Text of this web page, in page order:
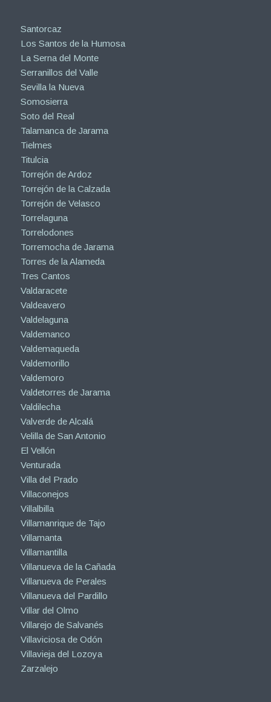
Santorcaz
Los Santos de la Humosa
La Serna del Monte
Serranillos del Valle
Sevilla la Nueva
Somosierra
Soto del Real
Talamanca de Jarama
Tielmes
Titulcia
Torrejón de Ardoz
Torrejón de la Calzada
Torrejón de Velasco
Torrelaguna
Torrelodones
Torremocha de Jarama
Torres de la Alameda
Tres Cantos
Valdaracete
Valdeavero
Valdelaguna
Valdemanco
Valdemaqueda
Valdemorillo
Valdemoro
Valdetorres de Jarama
Valdilecha
Valverde de Alcalá
Velilla de San Antonio
El Vellón
Venturada
Villa del Prado
Villaconejos
Villalbilla
Villamanrique de Tajo
Villamanta
Villamantilla
Villanueva de la Cañada
Villanueva de Perales
Villanueva del Pardillo
Villar del Olmo
Villarejo de Salvanés
Villaviciosa de Odón
Villavieja del Lozoya
Zarzalejo